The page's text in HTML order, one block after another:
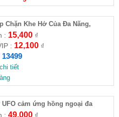
Chặn Khe Hở Của Đa Năng,
Trùng( HĐ )
: 15,400₫
: 12,100₫
13499
tiết
cảm ứng hồng ngoại đa
động bay về
: 49,000₫